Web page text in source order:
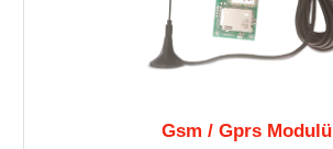
Gsm / Gprs Modulü